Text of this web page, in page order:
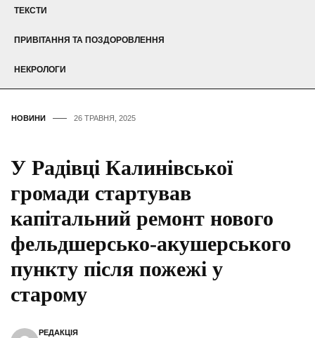
ТЕКСТИ
ПРИВІТАННЯ ТА ПОЗДОРОВЛЕННЯ
НЕКРОЛОГИ
НОВИНИ 26 ТРАВНЯ, 2025
У Радівці Калинівської
громади стартував
капітальний ремонт нового
фельдшерсько-акушерського
пункту після пожежі у
старому
РЕДАКЦІЯ